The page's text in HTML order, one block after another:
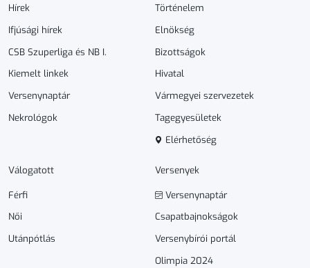
Hírek
Ifjúsági hírek
CSB Szuperliga és NB I.
Kiemelt linkek
Versenynaptár
Nekrológok
Történelem
Elnökség
Bizottságok
Hivatal
Vármegyei szervezetek
Tagegyesületek
Elérhetőség
Válogatott
Férfi
Női
Utánpótlás
Versenyek
Versenynaptár
Csapatbajnokságok
Versenybírói portál
Olimpia 2024